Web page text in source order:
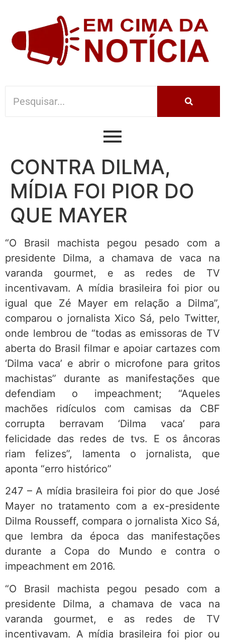
CONTRA DILMA,
MÍDIA FOI PIOR DO
QUE MAYER
“O Brasil machista pegou pesado com a
presidente Dilma, a chamava de vaca na
varanda gourmet, e as redes de TV
incentivavam. A mídia brasileira foi pior ou
igual que Zé Mayer em relação a Dilma”,
comparou o jornalista Xico Sá, pelo Twitter,
onde lembrou de “todas as emissoras de TV
aberta do Brasil filmar e apoiar cartazes com
‘Dilma vaca’ e abrir o microfone para gritos
machistas” durante as manifestações que
defendiam o impeachment; “Aqueles
machões ridículos com camisas da CBF
corrupta berravam ‘Dilma vaca’ para
felicidade das redes de tvs. E os âncoras
riam felizes”, lamenta o jornalista, que
aponta “erro histórico”
247 – A mídia brasileira foi pior do que José
Mayer no tratamento com a ex-presidente
Dilma Rousseff, compara o jornalista Xico Sá,
que lembra da época das manifestações
durante a Copa do Mundo e contra o
impeachment em 2016.
“O Brasil machista pegou pesado com a
presidente Dilma, a chamava de vaca na
varanda gourmet, e as redes de TV
incentivavam. A mídia brasileira foi pior ou